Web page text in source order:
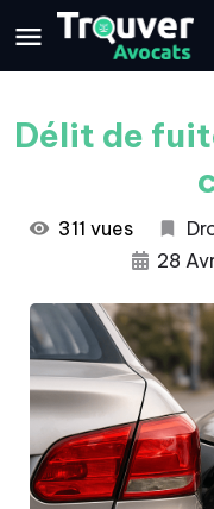
Délit de
311 vues
28